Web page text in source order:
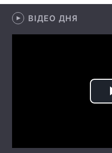
Відео з Youtube
ВІДЕО ДНЯ